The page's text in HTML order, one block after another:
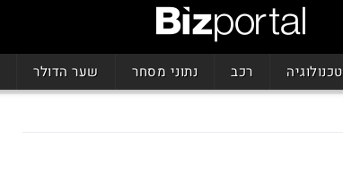
טכנולוגיה רכב נתוני מסחר שער הדולר